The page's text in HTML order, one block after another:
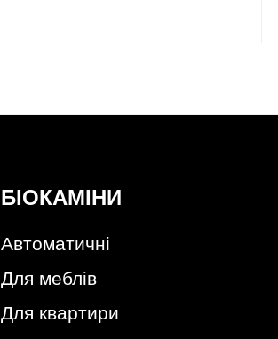
БІОКАМІНИ
Автоматичні
Для меблів
Для квартири